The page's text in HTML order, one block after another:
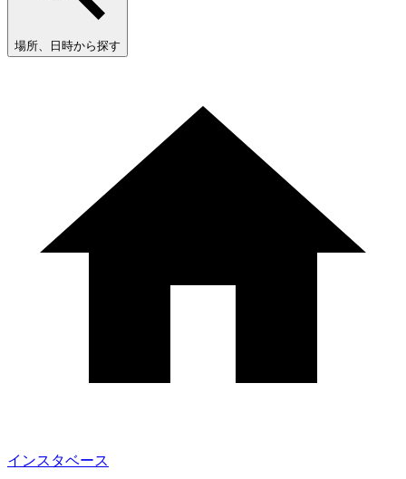
場所、日時から探す
インスタベース